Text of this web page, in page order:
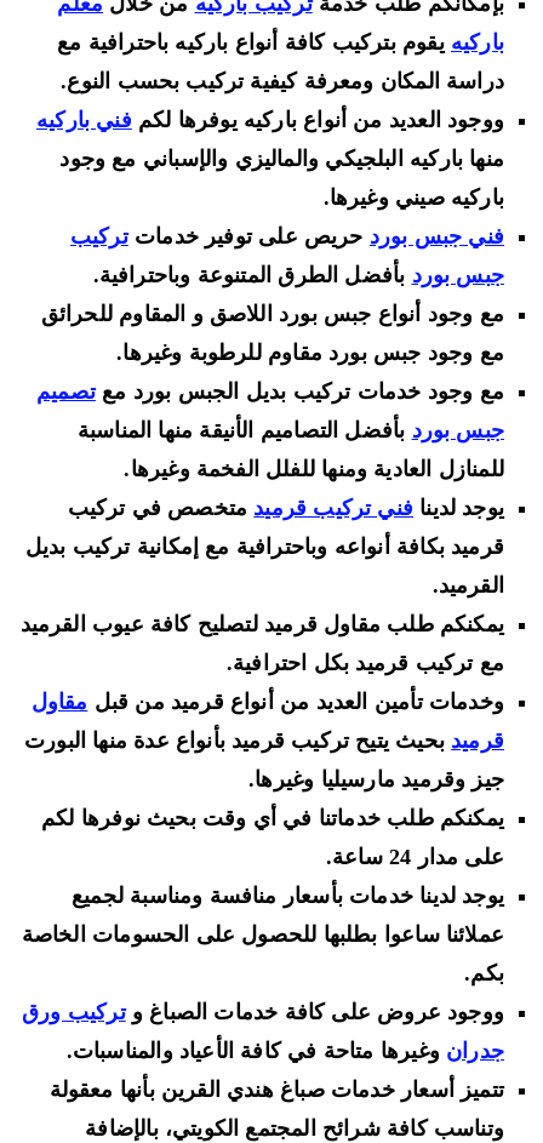
باركيه يقوم بتركيب كافة أنواع باركيه باحترافية مع
دراسة المكان ومعرفة كيفية تركيب بحسب النوع.
ووجود العديد من أنواع باركيه يوفرها لكمفني باركيه
منها باركيه البلجيكي والماليزي والإسباني مع وجود
باركيه صيني وغيرها.
فني جبس بوردحريص على توفير خدماتتركيب
جبس بوردبأفضل الطرق المتنوعة وباحترافية.
مع وجود أنواع جبس بورد اللاصق و المقاوم للحرائق
مع وجود جبس بورد مقاوم للرطوبة وغيرها.
مع وجود خدمات تركيب بديل الجبس بورد مع تصميم
جبس بوردبأفضل التصاميم الأنيقة منها المناسبة
للمنازل العادية ومنها للفلل الفخمة وغيرها.
يوجد لدينافني تركيب قرميد متخصص في تركيب
قرميد بكافة أنواعه وباحترافية مع إمكانية تركيب بديل
القرميد.
يمكنكم طلب مقاول قرميد لتصليح كافة عيوب القرميد
مع تركيب قرميد بكل احترافية.
وخدمات تأمين العديد من أنواع قرميد من قبلمقاول
قرميد بحيث يتيح تركيب قرميد بأنواع عدة منها البورت
جيز وقرميد مارسيليا وغيرها.
يمكنكم طلب خدماتنا في أي وقت بحيث نوفرها لكم
على مدار 24 ساعة.
يوجد لدينا خدمات بأسعار منافسة ومناسبة لجميع
عملائنا ساعوا بطلبها للحصول على الحسومات الخاصة
بكم.
ووجود عروض على كافة خدمات الصباغ وتركيب ورق
جدرانوغيرها متاحة في كافة الأعياد والمناسبات.
تتميز أسعار خدمات صباغ هندي القرين بأنها معقولة
وتناسب كافة شرائح المجتمع الكويتي، بالإضافة